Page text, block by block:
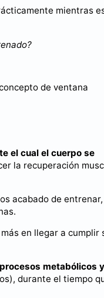
mientras
de ventana
el cual el cuerpo se
la recuperación
acabado de
en llegar a cumplir
metabólicos
durante el tiempo